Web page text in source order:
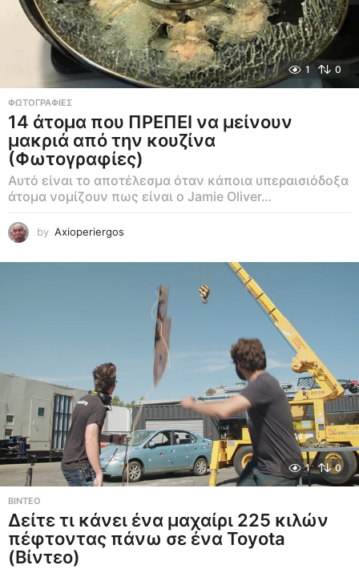
1 0
ΦΩΤΟΓΡΑΦΊΕΣ
14 άτομα που ΠΡΕΠΕΙ να μείνουν
μακριά από την κουζίνα
(Φωτογραφίες)
Αυτό είναι το αποτέλεσμα όταν κάποια υπεραισιόδοξα
άτομα νομίζουν πως είναι ο Jamie Oliver…
by Axioperiergos
1 0
ΒΊΝΤΕΟ
Δείτε τι κάνει ένα μαχαίρι 225 κιλών
πέφτοντας πάνω σε ένα Toyota
(Βίντεο)